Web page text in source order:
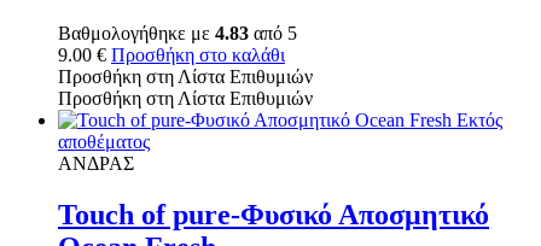
Βαθμολογήθηκε με 4.83 από 5
9.00 € Προσθήκη στο καλάθι
Προσθήκη στη Λίστα Επιθυμιών
Προσθήκη στη Λίστα Επιθυμιών
Εκτός
αποθέματος
ΑΝΔΡΑΣ
Touch of pure-Φυσικό Αποσμητικό